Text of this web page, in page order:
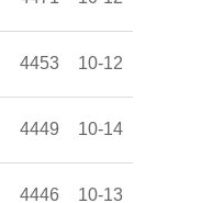
4453 10-12
4449 10-14
4446 10-13